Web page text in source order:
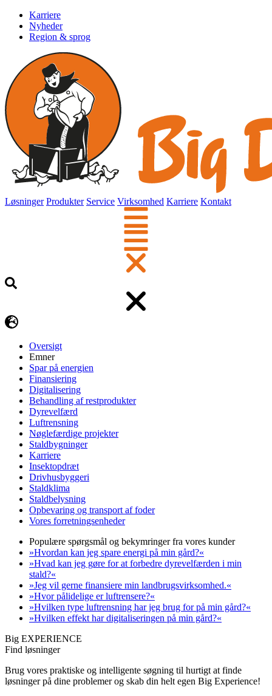
Karriere
Nyheder
Region & sprog
Løsninger Produkter Service Virksomhed Karriere Kontakt
Oversigt
Emner
Spar på energien
Finansiering
Digitalisering
Behandling af restprodukter
Dyrevelfærd
Luftrensning
Nøglefærdige projekter
Staldbygninger
Karriere
Insektopdræt
Drivhusbyggeri
Staldklima
Staldbelysning
Opbevaring og transport af foder
Vores forretningsenheder
Populære spørgsmål og bekymringer fra vores kunder
»Hvordan kan jeg spare energi på min gård?«
»Hvad kan jeg gøre for at forbedre dyrevelfærden i min
stald?«
»Jeg vil gerne finansiere min landbrugsvirksomhed.«
»Hvor pålidelige er luftrensere?«
»Hvilken type luftrensning har jeg brug for på min gård?«
»Hvilken effekt har digitaliseringen på min gård?«
Big EXPERIENCE
Find løsninger
Brug vores praktiske og intelligente søgning til hurtigt at finde
løsninger på dine problemer og skab din helt egen Big Experience!